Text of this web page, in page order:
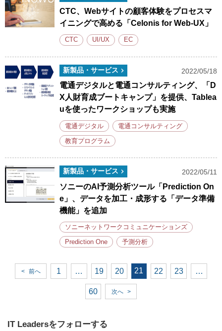
CTC、Webサイトの顧客体験をプロセスマ
イニングで高める「Celonis for Web-UX」
CTC UI/UX EC
新製品・サービス 2022/05/18
電通デジタルと電通コンサルティング、「D
X人財育成ブートキャンプ」を提供、Tablea
uを使ったワークショップも実施
電通デジタル 電通コンサルティング
教育プログラム
新製品・サービス 2022/05/11
ソニーのAI予測分析ツール「Prediction On
e」、データを加工・成形する「データ準備
機能」を追加
ソニーネットワークコミュニケーションズ
Prediction One 予測分析
< 前へ 1 … 19 20 21 22 23 …
60 次へ >
IT Leadersをフォローする